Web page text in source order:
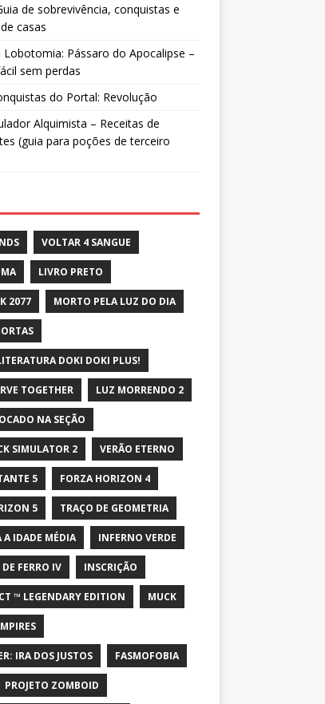
de sobrevivência, conquistas e
casas
Pássaro do Apocalipse –
sem perdas
do Portal: Revolução
Alquimista – Receitas de
(guia para poções de terceiro
VOLTAR 4 SANGUE
LIVRO PRETO
2077 MORTO PELA LUZ DO DIA
DOKI DOKI PLUS!
TOGETHER LUZ MORRENDO 2
NA SEÇÃO
SIMULATOR 2 VERÃO ETERNO
5 FORZA HORIZON 4
5 TRAÇO DE GEOMETRIA
A IDADE MÉDIA INFERNO VERDE
FERRO IV INSCRIÇÃO
™ LEGENDARY EDITION MUCK
IRA DOS JUSTOS FASMOFOBIA
PROJETO ZOMBOID